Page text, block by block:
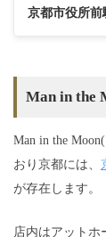
京都市役所
Man in the
Man in the
おり京都には、
が存在します。
店内はアット